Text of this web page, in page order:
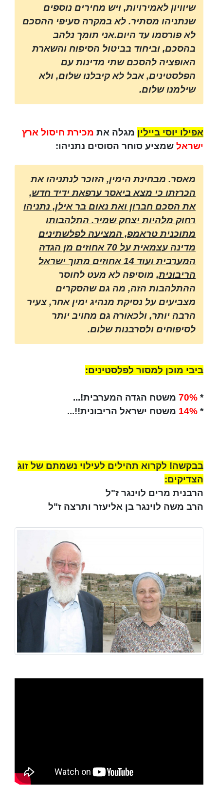
שיוויון לאמירויות, ויש מחירים נוספים
שנתניהו מסתיר. לא במקרה סעיפי ההסכם
לא פורסמו עד היום.אני תומך נלהב
בהסכם, וביחוד בביטול הסיפוח והשארת
האופציה להסכם שתי מדינות עם
הפלסטינים, אבל לא קיבלנו שלום, ולא
שילמנו שלום.
אפילו יוסי ביילין מגלה את מכירת חיסול ארץ
ישראל שמציע סוחר הסוסים נתניהו:
מאסר. מבחינת הימין, הזוכר לנתניהו את
הכרזתו כי מצא ביאסר ערפאת ידיד חדש,
את הסכם חברון ואת נאום בר אילן, נתניהו
רחוק מלהיות יצחק שמיר. התלהבותו
מתוכנית טראמפ, המציעה לפלשתינים
מדינה עצמאית על 70 אחוזים מן הגדה
המערבית ועוד 14 אחוזים מתוך ישראל
הריבונית, מוסיפה לא מעט לחוסר
ההתלהבות הזה, מה גם שהסקרים
מצביעים על נסיקת מנהיג ימין אחר, צעיר
הרבה יותר, ולכאורה גם מחויב יותר
לסיפוחים ולסרבנות שלום.
ביבי מוכן למסור לפלסטינים:
*
70% משטח הגדה המערבית!...
*
14% משטח ישראל הריבונית!!...
בבקשה! לקרוא תהילים לעילוי נשמתם של זוג
הצדיקים:
הרבנית מרים לוינגר ז"ל
הרב משה לוינגר בן אליעזר ותרצה ז"ל